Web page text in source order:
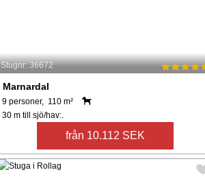
Stugnr: 36672
Marnardal
9 personer, 110 m²
30 m till sjö/hav:.
från 10.112 SEK